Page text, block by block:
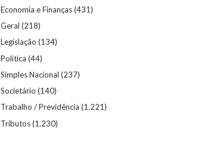
Economia e Finanças(431)
Geral (218)
Legislação (134)
Política (44)
Simples Nacional (237)
Societário (140)
Trabalho / Previdência (1.221)
Tributos(1.230)